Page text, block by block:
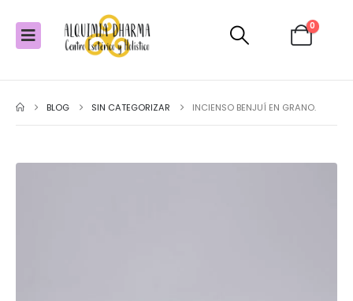
0
BLOG SIN CATEGORIZAR INCIENSO BENJUÍ EN GRANO.